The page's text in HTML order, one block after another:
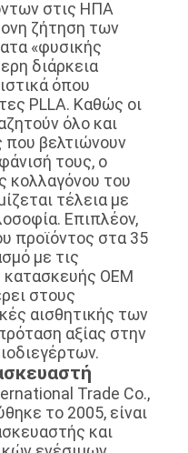
στις ΗΠΑ
ζήτηση των
«φυσικής
διάρκεια
όπου
PLLA. Καθώς οι
όλο και
που βελτιώνουν
τους, ο
κολλαγόνου του
τέλεια με
Επιπλέον,
προϊόντος στα 35
με τις
OEM
στους
αισθητικής των
αξίας στην
Trade Co.,
το 2005, είναι
και